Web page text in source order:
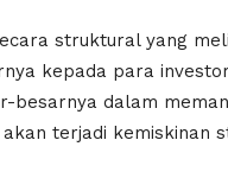
struktural yang
kepada para
besarnya dalam
terjadi kemiskinan